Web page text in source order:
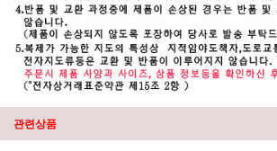
관련상품